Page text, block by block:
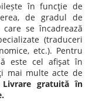
în funcţie de
de gradul de
se încadrează
(traduceri
etc.). Pentru
este cel afişat în
mai multe acte de
gratuită în